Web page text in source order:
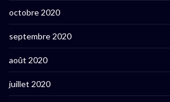
octobre 2020
septembre 2020
août 2020
juillet 2020